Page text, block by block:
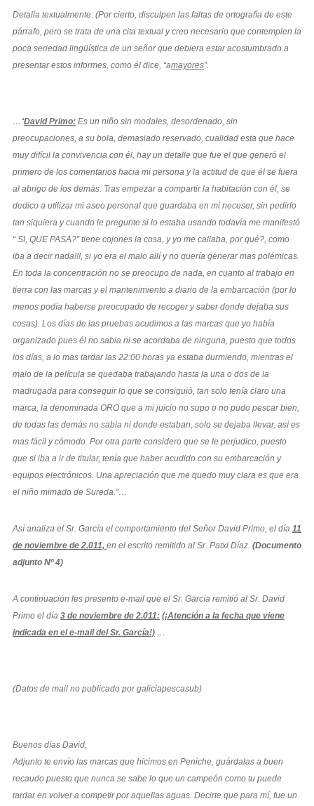
Detalla textualmente: (Por cierto, disculpen las faltas de ortografía de este
párrafo, pero se trata de una cita textual y creo necesario que contemplen la
poca seriedad lingüística de un señor que debiera estar acostumbrado a
presentar estos informes, como él dice, “amayores”.
…“David Primo:Es un niño sin modales, desordenado, sin
preocupaciones, a su bola, demasiado reservado, cualidad esta que hace
muy difícil la convivencia con él, hay un detalle que fue el que generó el
primero de los comentarios hacia mi persona y la actitud de que él se fuera
al abrigo de los demás. Tras empezar a compartir la habitación con él, se
dedico a utilizar mi aseo personal que guardaba en mi neceser, sin pedirlo
tan siquiera y cuando le pregunte si lo estaba usando todavía me manifestó
“ SI, QUE PASA?” tiene cojones la cosa, y yo me callaba, por qué?, como
iba a decir nada!!!, si yo era el malo allí y no quería generar mas polémicas.
En toda la concentración no se preocupo de nada, en cuanto al trabajo en
tierra con las marcas y el mantenimiento a diario de la embarcación (por lo
menos podía haberse preocupado de recoger y saber donde dejaba sus
cosas). Los días de las pruebas acudimos a las marcas que yo había
organizado pues él no sabia ni se acordaba de ninguna, puesto que todos
los días, a lo mas tardar las 22:00 horas ya estaba durmiendo, mientras el
malo de la película se quedaba trabajando hasta la una o dos de la
madrugada para conseguir lo que se consiguió, tan solo tenía claro una
marca, la denominada ORO que a mi juicio no supo o no pudo pescar bien,
de todas las demás no sabia ni donde estaban, solo se dejaba llevar, así es
mas fácil y cómodo. Por otra parte considero que se le perjudico, puesto
que si iba a ir de titular, tenía que haber acudido con su embarcación y
equipos electrónicos. Una apreciación que me quedo muy clara es que era
el niño mimado de Sureda.”…
Así analiza el Sr. García el comportamiento del Señor David Primo, el día 11
de noviembre de 2.011, en el escrito remitido al Sr. Patxi Díaz. (Documento
adjunto Nº 4)
A continuación les presento e-mail que el Sr. García remitió al Sr. David
Primo el día 3 de noviembre de 2.011: (¡Atención a la fecha que viene
indicada en el e-mail del Sr. García!)…
(Datos de mail no publicado por galiciapescasub)
Buenos días David,
Adjunto te envío las marcas que hicimos en Peniche, guárdalas a buen
recaudo puesto que nunca se sabe lo que un campeón como tu puede
tardar en volver a competir por aquellas aguas. Decirte que para mí, fue un